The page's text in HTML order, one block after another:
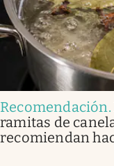
Recomendación.
ramitas de
recomiendan